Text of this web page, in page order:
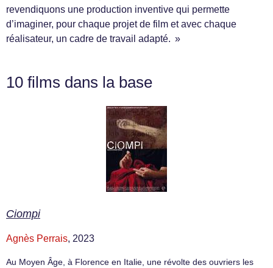
revendiquons une production inventive qui permette
d’imaginer, pour chaque projet de film et avec chaque
réalisateur, un cadre de travail adapté. »
10 films dans la base
Ciompi
Agnès Perrais, 2023
Au Moyen Âge, à Florence en Italie, une révolte des ouvriers les